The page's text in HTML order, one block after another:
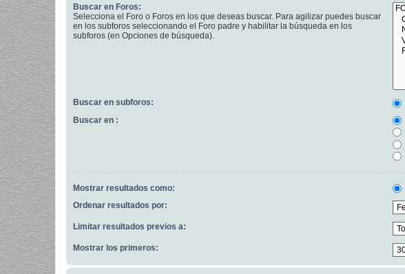
Buscar en Foros:
Selecciona el Foro o Foros en los que deseas buscar. Para agilizar puedes buscar
en los subforos seleccionando el Foro padre y habilitar la búsqueda en los
subforos (en Opciones de búsqueda).
Buscar en subforos:
Buscar en :
Mostrar resultados como:
Ordenar resultados por:
Limitar resultados previos a:
Mostrar los primeros: